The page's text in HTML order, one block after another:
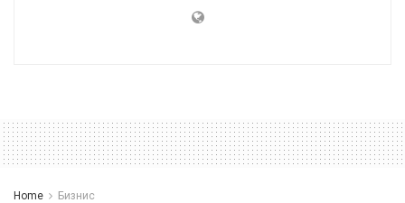
Home Бизнис